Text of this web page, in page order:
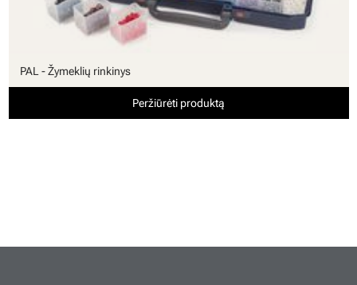
PAL - Žymeklių rinkinys
Peržiūrėti produktą